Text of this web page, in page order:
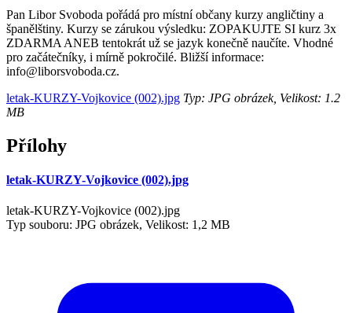
Pan Libor Svoboda pořádá pro místní občany kurzy angličtiny a
španělštiny. Kurzy se zárukou výsledku: ZOPAKUJTE SI kurz 3x
ZDARMA ANEB tentokrát už se jazyk konečně naučíte. Vhodné
pro začátečníky, i mírně pokročilé. Bližší informace:
info@liborsvoboda.cz.
letak-KURZY-Vojkovice (002).jpg Typ: JPG obrázek, Velikost: 1.2
MB
Přílohy
letak-KURZY-Vojkovice (002).jpg
letak-KURZY-Vojkovice (002).jpg
Typ souboru: JPG obrázek, Velikost: 1,2 MB